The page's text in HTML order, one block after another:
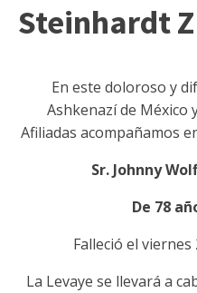
Steinhardt
En este doloroso y
Ashkenazí de México
Afiliadas acompañamos
Sr. Johnny
De 78
Falleció el
La Levaye se llevará a